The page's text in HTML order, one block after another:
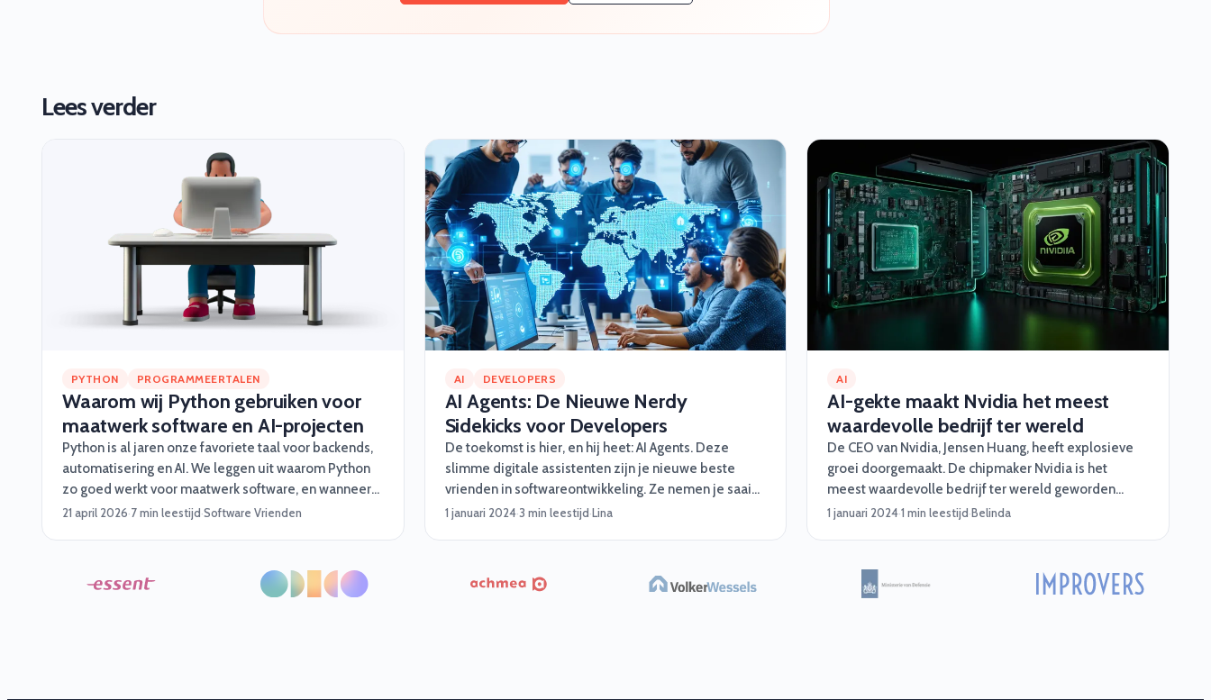
Lees verder
PYTHON PROGRAMMEERTALEN
Waarom wij Python gebruiken voor
maatwerk software en AI-projecten
Python is al jaren onze favoriete taal voor backends,
automatisering en AI. We leggen uit waarom Python
zo goed werkt voor maatwerk software, en wanneer
je beter iets anders kiest.
21 april 2026·7 min leestijd·Software Vrienden
AI DEVELOPERS
AI Agents: De Nieuwe Nerdy
Sidekicks voor Developers
De toekomst is hier, en hij heet: AI Agents. Deze
slimme digitale assistenten zijn je nieuwe beste
vrienden in softwareontwikkeling. Ze nemen je saaie
taken uit handen, werken razendsnel en worden nooit
jouw back. Maar wat zijn AI Agents precies, wat
kunnen ze, en waarom zijn ze een gamechanger voor
1 januari 2024·3 min leestijd·Lina
AI
AI-gekte maakt Nvidia het meest
waardevolle bedrijf ter wereld
De CEO van Nvidia, Jensen Huang, heeft explosieve
groei doorgemaakt. De chipmaker Nvidia is het
meest waardevolle bedrijf ter wereld geworden
nadat de aandelenkoers dinsdag tot een
1 januari 2024·1 min leestijd·Belinda